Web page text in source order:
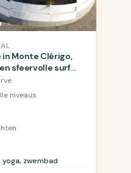
Monte Clérigo,
sfeervolle surf
kust
niveaus
zwembad